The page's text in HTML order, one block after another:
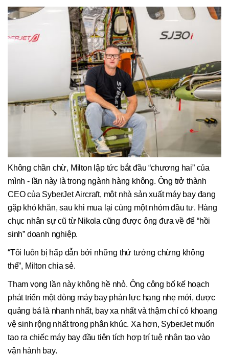
Không chần chừ, Milton lập tức bắt đầu “chương hai” của
mình - lần này là trong ngành hàng không. Ông trở thành
CEO của SyberJet Aircraft, một nhà sản xuất máy bay đang
gặp khó khăn, sau khi mua lại cùng một nhóm đầu tư. Hàng
chục nhân sự cũ từ Nikola cũng được ông đưa về để “hồi
sinh” doanh nghiệp.
“Tôi luôn bị hấp dẫn bởi những thứ tưởng chừng không
thể”, Milton chia sẻ.
Tham vọng lần này không hề nhỏ. Ông công bố kế hoạch
phát triển một dòng máy bay phản lực hạng nhẹ mới, được
quảng bá là nhanh nhất, bay xa nhất và thậm chí có khoang
vệ sinh rộng nhất trong phân khúc. Xa hơn, SyberJet muốn
tạo ra chiếc máy bay đầu tiên tích hợp trí tuệ nhân tạo vào
vận hành bay.